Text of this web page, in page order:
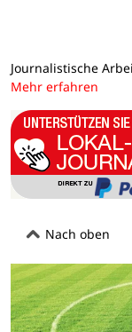
Journalistische
Mehr erfahren
Nach oben